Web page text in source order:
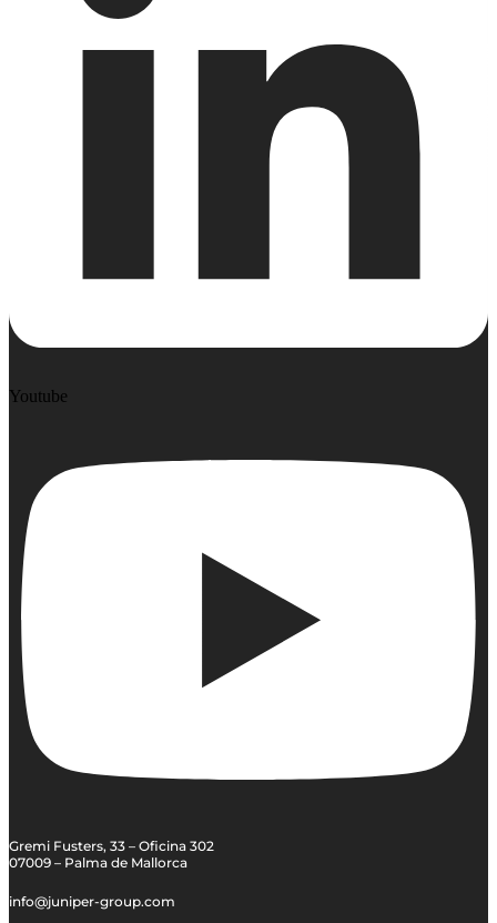
Youtube
Gremi Fusters, 33 – Oficina 302
07009 – Palma de Mallorca
info@juniper-group.com